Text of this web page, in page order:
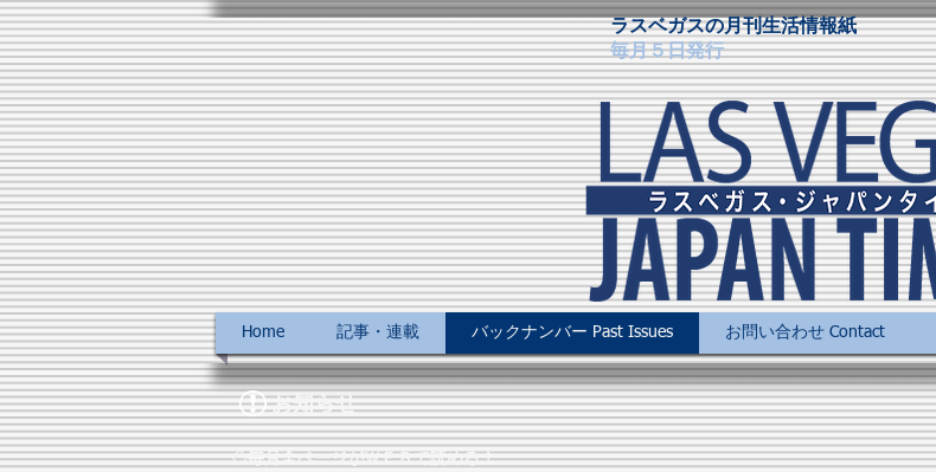
ラスベガスの月刊生活情報紙
毎月５日発行
Home 記事・連載 バックナンバー Past Issues お問い合わせ Contact
◇毎月全ページがＷＥＢで読める！
お知らせ